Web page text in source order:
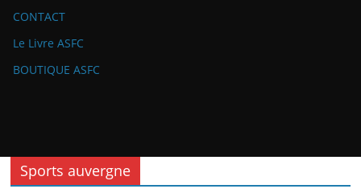
CONTACT
Le Livre ASFC
BOUTIQUE ASFC
Sports auvergne